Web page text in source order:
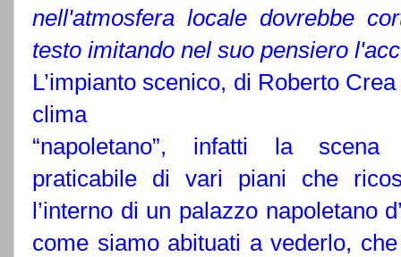
nell'atmosfera locale dovrebbe
testo imitando nel suo pensiero
L’impianto scenico, di Roberto
clima
“napoletano”, infatti la
praticabile di vari piani che
l’interno di un palazzo napoletano
come siamo abituati a vederlo,